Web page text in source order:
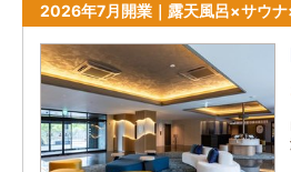
2026年7月開業｜露天風呂×サウ